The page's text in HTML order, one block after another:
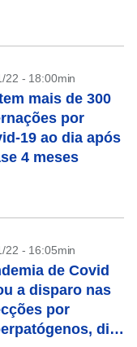
22 - 18:00min
mais de 300
por
19 ao dia após
4 meses
22 - 16:05min
de Covid
a disparo nas
por
diz